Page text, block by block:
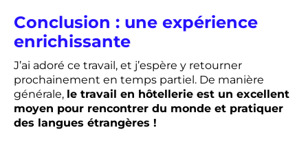
Conclusion : une expérience
enrichissante
J’ai adoré ce travail, et j’espère y retourner
prochainement en temps partiel. De manière
générale, le travail en hôtellerie est un excellent
moyen pour rencontrer du monde et pratiquer
des langues étrangères !